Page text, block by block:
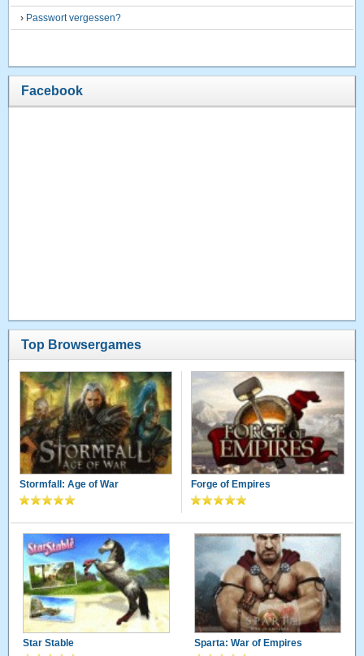
› Passwort vergessen?
Facebook
Top Browsergames
Stormfall: Age of War Forge of Empires
Star Stable Sparta: War of Empires